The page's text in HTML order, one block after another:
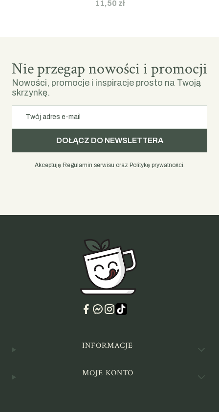
11,50 zł
Nie przegap nowości i promocji
Nowości, promocje i inspiracje prosto na Twoją
skrzynkę.
Twój adres e-mail
DOŁĄCZ DO NEWSLETTERA
Akceptuję Regulamin serwisu oraz Politykę prywatności.
Linki w stopceINFORMACJE
MOJE KONTO